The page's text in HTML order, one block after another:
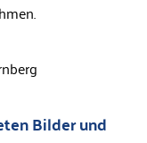
Bilder und